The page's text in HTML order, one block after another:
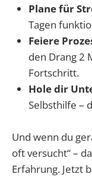
Plane für
Tagen
Feiere
den Drang 2
Fortschritt.
Hole dir
Selbsthilfe –
Und wenn du
oft versucht“ –
Erfahrung. Jetzt